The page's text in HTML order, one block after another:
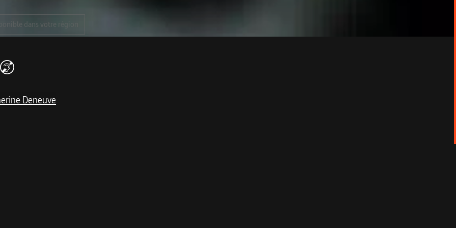
dans votre région
Deneuve